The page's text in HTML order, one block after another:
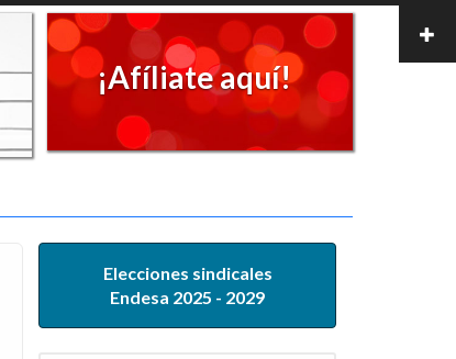
¡Afíliate aquí!
Elecciones sindicales
Endesa 2025 - 2029